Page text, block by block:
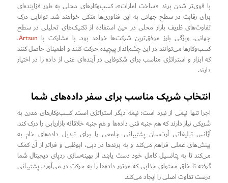
با قوی‌تر شدن برند «ساخت امارات»، کسب‌وکارهای محلی به طور فزاینده‌ای
برای رقابت در سطح جهانی به این فناوری‌ها متکی خواهند شد. توانایی درک
تفاوت‌های ظریف بازار محلی در حین استفاده از تکنیک‌های تحلیلی در سطح
جهانی، ویژگی بارز موفق‌ترین شرکت‌ها خواهد بود. با مشارکت با Artsun،
کسب‌وکارها می‌توانند در این چشم‌انداز پیچیده حرکت کنند و اطمینان حاصل کنند
که ابزار و استراتژی مناسب برای شکوفایی در آینده‌ای غنی از داده را در اختیار
دارند.
انتخاب شریک مناسب برای سفر داده‌های شما
اجرا تنها نیمی از نبرد است؛ نیمه دیگر استراتژی است. کسب‌وکارهای مدرن به
شریکی نیاز دارند که هم جنبه فنی داده‌ها و هم جنبه خلاقانه بازاریابی را درک کند.
آژانس تبلیغاتی آرت‌سان پشتیبانی جامعی را برای تبدیل داده‌های خام به
بینش‌های عملی فراهم می‌کند و به برندها در دبی، ابوظبی و فراتر از آن کمک
می‌کند تا به پتانسیل کامل خود دست یابند. از بهینه‌سازی ردپای دیجیتال شما
گرفته تا خلق محتوای جذابی که موتور داده‌ها را به حرکت در می‌آورد، پشتیبانی
درست تفاوت اصلی را ایجاد می‌کند.